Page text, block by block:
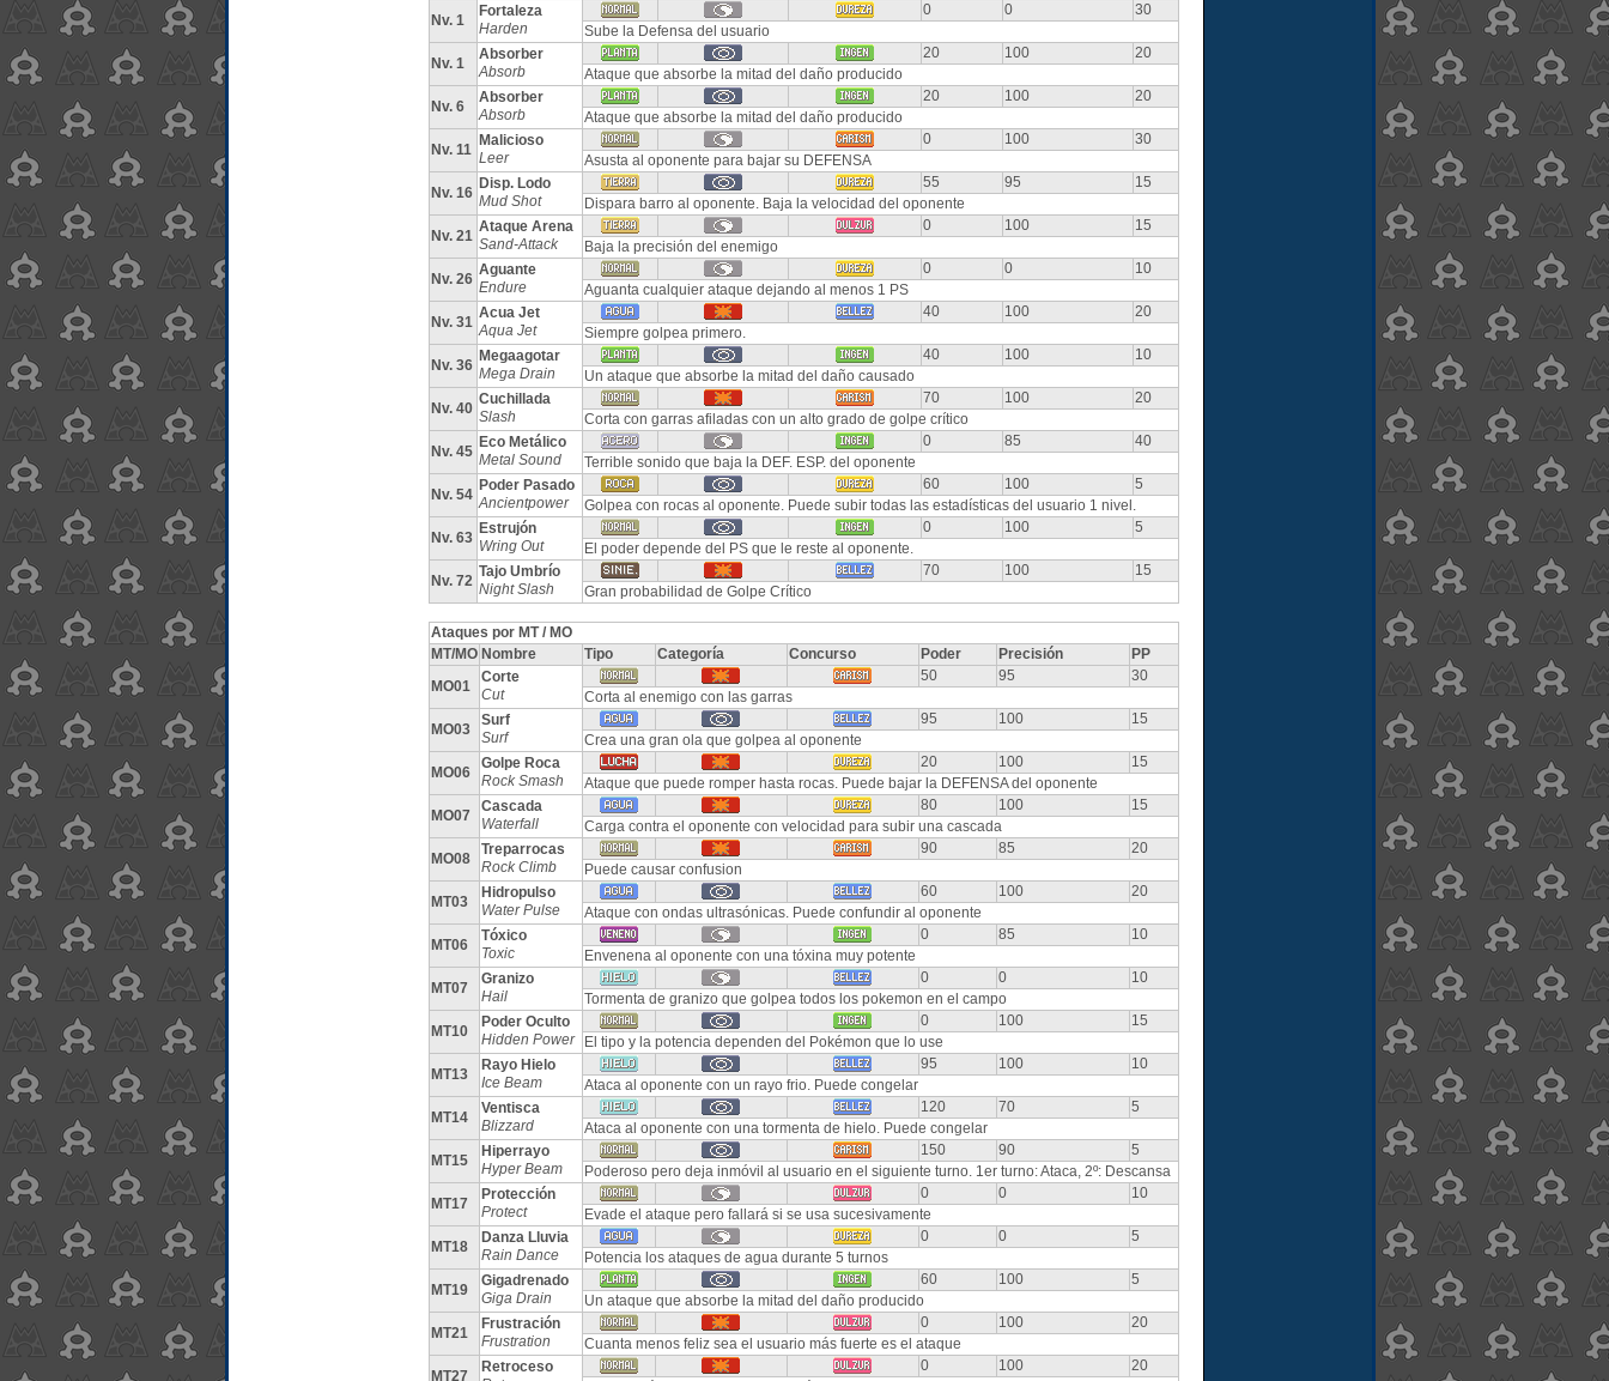
Nv. 1
Fortaleza
Harden
0 0
30
Sube la Defensa del usuario
Nv. 1
Absorber
Absorb
20 100
20
Ataque que absorbe la mitad del daño producido
Nv. 6
Absorber
Absorb
20 100
20
Ataque que absorbe la mitad del daño producido
Nv. 11
Malicioso
Leer
0 100
30
Asusta al oponente para bajar su DEFENSA
Nv. 16
Disp. Lodo
Mud Shot
55 95
15
Dispara barro al oponente. Baja la velocidad del oponente
Nv. 21
Ataque Arena
Sand-Attack
0 100
15
Baja la precisión del enemigo
Nv. 26
Aguante
Endure
0 0
10
Aguanta cualquier ataque dejando al menos 1 PS
Nv. 31
Acua Jet
Aqua Jet
40 100
20
Siempre golpea primero.
Nv. 36
Megaagotar
Mega Drain
40 100
10
Un ataque que absorbe la mitad del daño causado
Nv. 40
Cuchillada
Slash
70 100
20
Corta con garras afiladas con un alto grado de golpe crítico
Nv. 45
Eco Metálico
Metal Sound
0 85
40
Terrible sonido que baja la DEF. ESP. del oponente
Nv. 54
Poder Pasado
Ancientpower
60 100
5
Golpea con rocas al oponente. Puede subir todas las estadísticas del usuario 1 nivel.
Nv. 63
Estrujón
Wring Out
0 100
5
El poder depende del PS que le reste al oponente.
Nv. 72
Tajo Umbrío
Night Slash
70 100
15
Gran probabilidad de Golpe Crítico
Ataques por MT / MO
MT/MO Nombre Tipo Categoría Concurso Poder Precisión
PP
MO01
Corte
Cut
50 95
30
Corta al enemigo con las garras
MO03
Surf
Surf
95 100
15
Crea una gran ola que golpea al oponente
MO06
Golpe Roca
Rock Smash
20 100
15
Ataque que puede romper hasta rocas. Puede bajar la DEFENSA del oponente
MO07
Cascada
Waterfall
80 100
15
Carga contra el oponente con velocidad para subir una cascada
MO08
Treparrocas
Rock Climb
90 85
20
Puede causar confusion
MT03
Hidropulso
Water Pulse
60 100
20
Ataque con ondas ultrasónicas. Puede confundir al oponente
MT06
Tóxico
Toxic
0 85
10
Envenena al oponente con una tóxina muy potente
MT07
Granizo
Hail
0 0
10
Tormenta de granizo que golpea todos los pokemon en el campo
MT10
Poder Oculto
Hidden Power
0 100
15
El tipo y la potencia dependen del Pokémon que lo use
MT13
Rayo Hielo
Ice Beam
95 100
10
Ataca al oponente con un rayo frio. Puede congelar
MT14
Ventisca
Blizzard
120 70
5
Ataca al oponente con una tormenta de hielo. Puede congelar
MT15
Hiperrayo
Hyper Beam
150 90
5
Poderoso pero deja inmóvil al usuario en el siguiente turno. 1er turno: Ataca, 2º: Descansa
MT17
Protección
Protect
0 0
10
Evade el ataque pero fallará si se usa sucesivamente
MT18
Danza Lluvia
Rain Dance
0 0
5
Potencia los ataques de agua durante 5 turnos
MT19
Gigadrenado
Giga Drain
60 100
5
Un ataque que absorbe la mitad del daño producido
MT21
Frustración
Frustration
0 100
20
Cuanta menos feliz sea el usuario más fuerte es el ataque
MT27
Retroceso
0 100
20